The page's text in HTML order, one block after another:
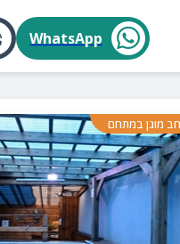
WhatsApp
מוגן במתחם